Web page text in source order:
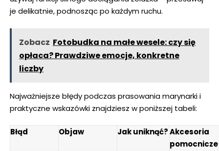
je delikatnie, podnosząc po każdym ruchu.
Zobacz Fotobudka na małe wesele: czy się
opłaca? Prawdziwe emocje, konkretne
liczby
Najważniejsze błędy podczas prasowania marynarki i
praktyczne wskazówki znajdziesz w poniższej tabeli:
Błąd Objaw Jak uniknąć?Akcesoria
pomocnicze